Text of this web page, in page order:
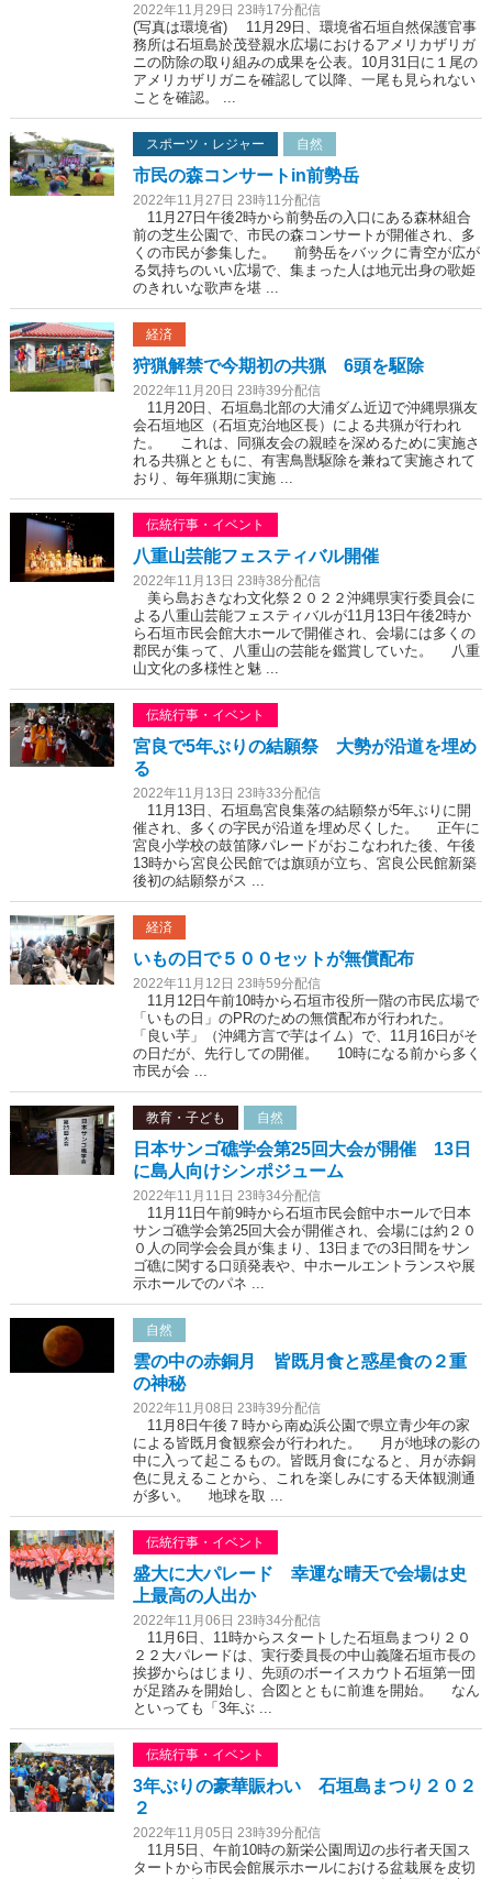
2022年11月29日 23時17分配信
(写真は環境省) 11月29日、環境省石垣自然保護官事
務所は石垣島於茂登親水広場におけるアメリカザリガ
ニの防除の取り組みの成果を公表。10月31日に１尾の
アメリカザリガニを確認して以降、一尾も見られない
ことを確認。 ...
スポーツ・レジャー 自然
市民の森コンサートin前勢岳
2022年11月27日 23時11分配信
11月27日午後2時から前勢岳の入口にある森林組合
前の芝生公園で、市民の森コンサートが開催され、多
くの市民が参集した。 前勢岳をバックに青空が広が
る気持ちのいい広場で、集まった人は地元出身の歌姫
のきれいな歌声を堪 ...
経済
狩猟解禁で今期初の共猟 6頭を駆除
2022年11月20日 23時39分配信
11月20日、石垣島北部の大浦ダム近辺で沖縄県猟友
会石垣地区（石垣克治地区長）による共猟が行われ
た。 これは、同猟友会の親睦を深めるために実施さ
れる共猟とともに、有害鳥獣駆除を兼ねて実施されて
おり、毎年猟期に実施 ...
伝統行事・イベント
八重山芸能フェスティバル開催
2022年11月13日 23時38分配信
美ら島おきなわ文化祭２０２２沖縄県実行委員会に
よる八重山芸能フェスティバルが11月13日午後2時か
ら石垣市民会館大ホールで開催され、会場には多くの
郡民が集って、八重山の芸能を鑑賞していた。 八重
山文化の多様性と魅 ...
伝統行事・イベント
宮良で5年ぶりの結願祭 大勢が沿道を埋め
る
2022年11月13日 23時33分配信
11月13日、石垣島宮良集落の結願祭が5年ぶりに開
催され、多くの字民が沿道を埋め尽くした。 正午に
宮良小学校の鼓笛隊パレードがおこなわれた後、午後
13時から宮良公民館では旗頭が立ち、宮良公民館新築
後初の結願祭がス ...
経済
いもの日で５００セットが無償配布
2022年11月12日 23時59分配信
11月12日午前10時から石垣市役所一階の市民広場で
「いもの日」のPRのための無償配布が行われた。
「良い芋」（沖縄方言で芋はイム）で、11月16日がそ
の日だが、先行しての開催。 10時になる前から多く
市民が会 ...
教育・子ども 自然
日本サンゴ礁学会第25回大会が開催 13日
に島人向けシンポジューム
2022年11月11日 23時34分配信
11月11日午前9時から石垣市民会館中ホールで日本
サンゴ礁学会第25回大会が開催され、会場には約２０
０人の同学会会員が集まり、13日までの3日間をサン
ゴ礁に関する口頭発表や、中ホールエントランスや展
示ホールでのパネ ...
自然
雲の中の赤銅月 皆既月食と惑星食の２重
の神秘
2022年11月08日 23時39分配信
11月8日午後７時から南ぬ浜公園で県立青少年の家
による皆既月食観察会が行われた。 月が地球の影の
中に入って起こるもの。皆既月食になると、月が赤銅
色に見えることから、これを楽しみにする天体観測通
が多い。 地球を取 ...
伝統行事・イベント
盛大に大パレード 幸運な晴天で会場は史
上最高の人出か
2022年11月06日 23時34分配信
11月6日、11時からスタートした石垣島まつり２０
２２大パレードは、実行委員長の中山義隆石垣市長の
挨拶からはじまり、先頭のボーイスカウト石垣第一団
が足踏みを開始し、合図とともに前進を開始。 なん
といっても「3年ぶ ...
伝統行事・イベント
3年ぶりの豪華賑わい 石垣島まつり２０２
２
2022年11月05日 23時39分配信
11月5日、午前10時の新栄公園周辺の歩行者天国ス
タートから市民会館展示ホールにおける盆栽展を皮切